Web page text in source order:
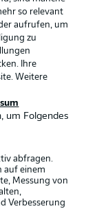
so relevant
aufrufen, um
zu
Ihre
Weitere
um Folgendes
abfragen.
auf einem
Messung von
Verbesserung